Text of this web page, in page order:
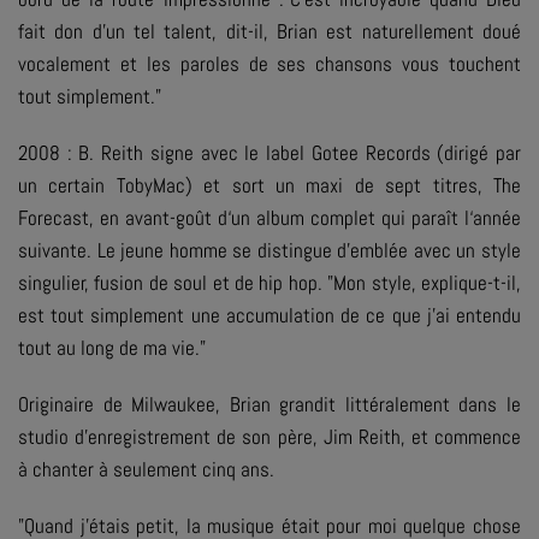
fait don d'un tel talent, dit-il, Brian est naturellement doué
vocalement et les paroles de ses chansons vous touchent
tout simplement."
2008 : B. Reith signe avec le label Gotee Records (dirigé par
un certain TobyMac) et sort un maxi de sept titres, The
Forecast, en avant-goût d‘un album complet qui paraît l‘année
suivante. Le jeune homme se distingue d'emblée avec un style
singulier, fusion de soul et de hip hop. "Mon style, explique-t-il,
est tout simplement une accumulation de ce que j'ai entendu
tout au long de ma vie."
Originaire de Milwaukee, Brian grandit littéralement dans le
studio d'enregistrement de son père, Jim Reith, et commence
à chanter à seulement cinq ans.
"Quand j'étais petit, la musique était pour moi quelque chose